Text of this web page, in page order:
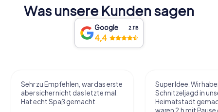
Was unsere Kunden sagen
Google 2.118
4,4
Sehr zu Empfehlen, war das erste
aber sicher nicht das letzte mal.
Hat echt Spaß gemacht.
Super Idee. Wir
Schnitzeljagd in
Heimatstadt
waren 2 h mit